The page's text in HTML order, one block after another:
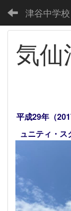
津谷中学校
気仙
平成29年（
ュニティ・